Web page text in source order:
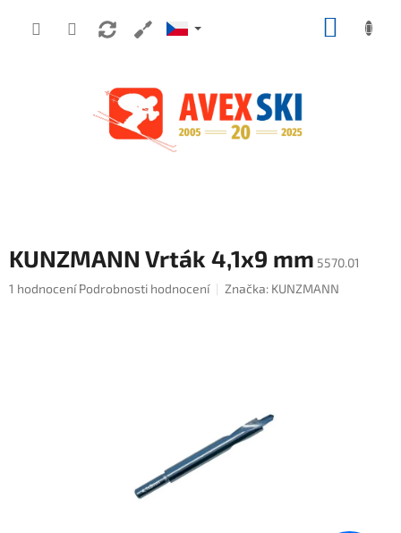
KUNZMANN Vrták 4,1x9 mm 5570.01
Průměrné hodnocení produktu je 5,0 z 5 hvězdiček.
1 hodnocení Podrobnosti hodnocení Značka: KUNZMANN